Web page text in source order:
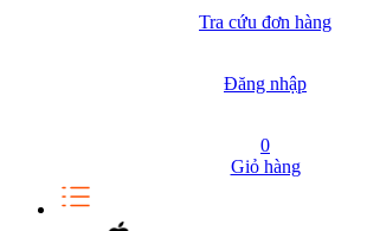
Tra cứu đơn hàng
Đăng nhập
0
Giỏ hàng